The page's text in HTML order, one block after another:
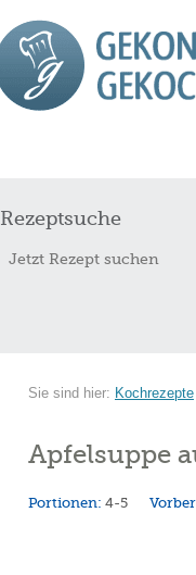
Rezeptsuche
Sie sind hier: Kochrezepte
Apfelsuppe
Portionen: 4-5